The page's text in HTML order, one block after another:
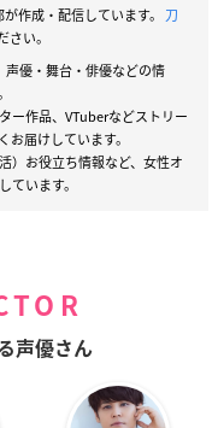
作成・配信しています。 刀
い。
優・舞台・俳優などの情
ー作品、VTuberなどストリー
届けしています。
）お役立ち情報など、女性オ
います。
声優さん